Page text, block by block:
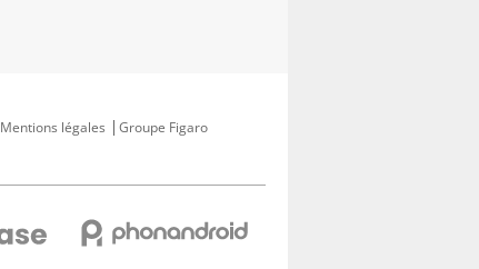
Mentions légales
Groupe Figaro